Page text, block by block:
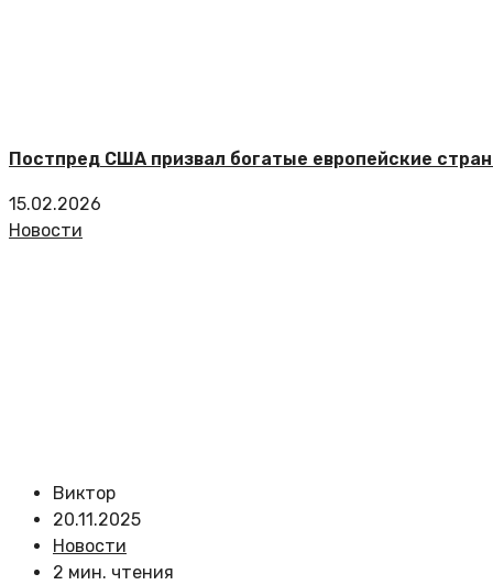
Постпред США призвал богатые европейские
15.02.2026
Новости
Виктор
20.11.2025
Новости
2 мин. чтения